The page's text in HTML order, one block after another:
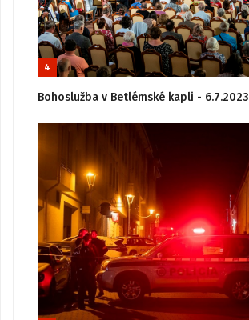
4
Bohoslužba v Betlémské kapli - 6.7.2023